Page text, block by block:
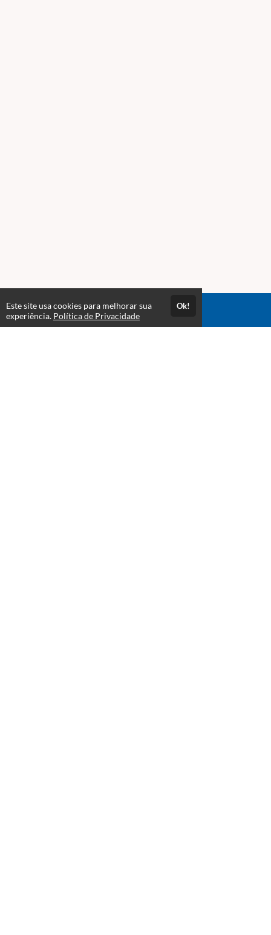
Acesso por 1 ano
Este site usa cookies para melhorar sua
experiência. Política de Privacidade
Ok!